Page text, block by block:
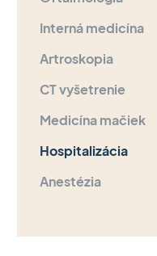
Interná medicína
Artroskopia
CT vyšetrenie
Medicína mačiek
Hospitalizácia
Anestézia